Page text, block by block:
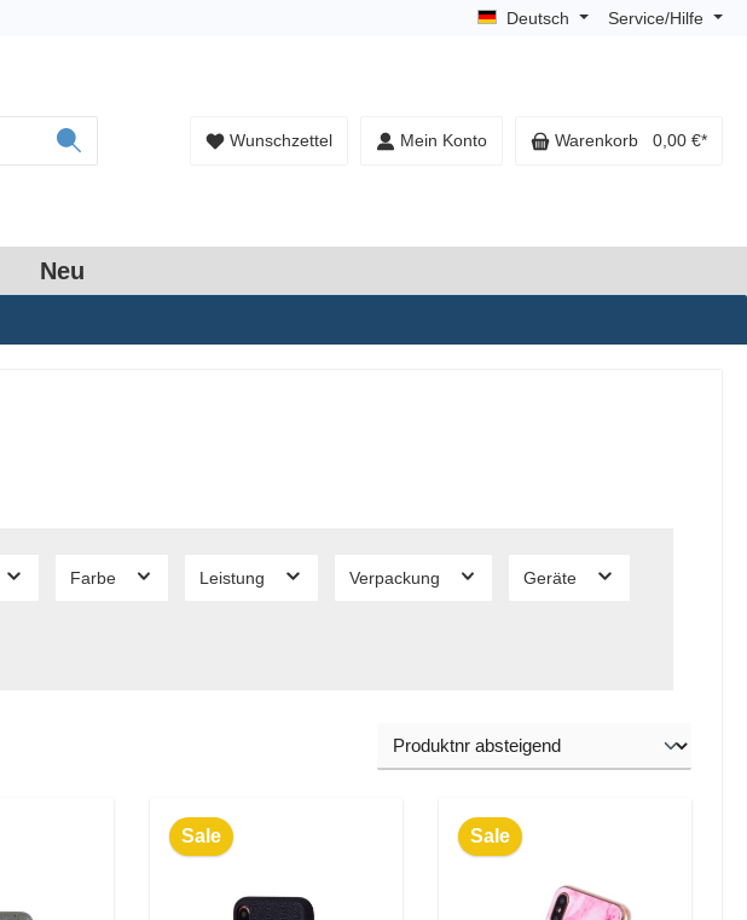
Deutsch Service/Hilfe
Wunschzettel Mein Konto Warenkorb 0,00 €*
Neu
Farbe Leistung Verpackung Geräte
Sale Sale